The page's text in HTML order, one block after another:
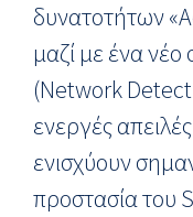
δυνατοτήτων
μαζί με ένα νέο
(Network
ενεργές
ενισχύουν
προστασία του